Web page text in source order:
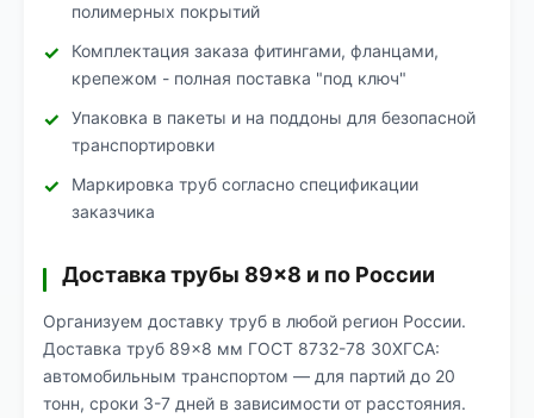
полимерных покрытий
Комплектация заказа фитингами, фланцами,
крепежом - полная поставка "под ключ"
Упаковка в пакеты и на поддоны для безопасной
транспортировки
Маркировка труб согласно спецификации
заказчика
Доставка трубы 89×8 и по России
Организуем доставку труб в любой регион России.
Доставка труб 89×8 мм ГОСТ 8732-78 30ХГСА:
автомобильным транспортом — для партий до 20
тонн, сроки 3-7 дней в зависимости от расстояния.